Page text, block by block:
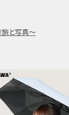
と写真～